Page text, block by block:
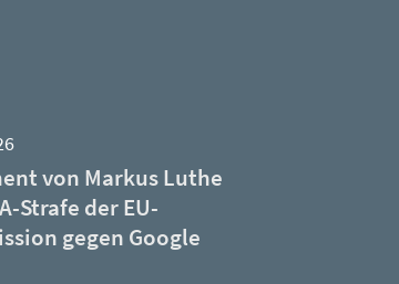
von Markus Luthe
Strafe der EU-
gegen Google